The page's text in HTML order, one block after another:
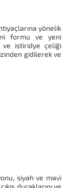
yönelik
formu ve yeni
ve istiridye çeliği
gidilerek ve
siyah ve mavi
duraklarını ve